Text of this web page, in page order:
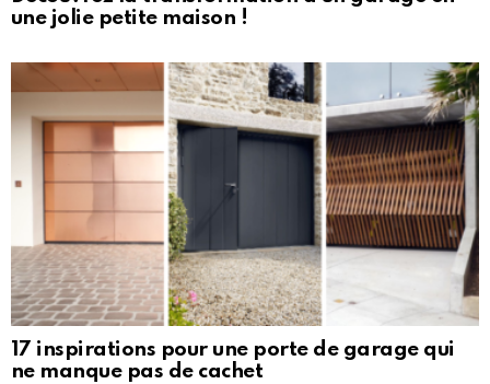
une jolie petite maison !
17 inspirations pour une porte de garage qui
ne manque pas de cachet